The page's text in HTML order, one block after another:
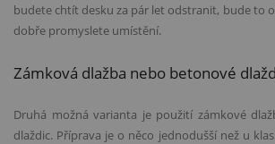
budete chtít desku za pár let odstranit, bude to
dobře promyslete umístění.
Zámková dlažba nebo betonové dlaž
Druhá možná varianta je použití zámkové
dlaždic. Příprava je o něco jednodušší než u